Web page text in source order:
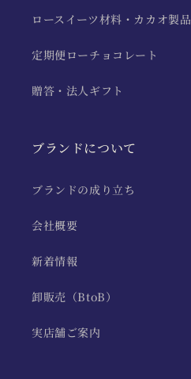
ロースイーツ材料・カカオ製品
定期便ローチョコレート
贈答・法人ギフト
ブランドについて
ブランドの成り立ち
会社概要
新着情報
卸販売（BtoB）
実店舗ご案内